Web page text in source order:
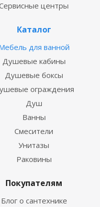
центры
Каталог
для ванной
Душевые кабины
Душевые боксы
ограждения
Душ
Ванны
Смесители
Унитазы
Раковины
Покупателям
Блог о сантехнике